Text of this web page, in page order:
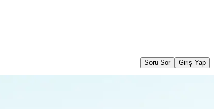
Soru Sor Giriş Yap